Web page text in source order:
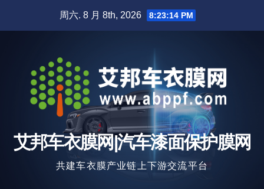
周六. 8 月 8th, 2026 8:23:16 PM
艾邦车衣膜网|汽车漆面保护膜网
共建车衣膜产业链上下游交流平台